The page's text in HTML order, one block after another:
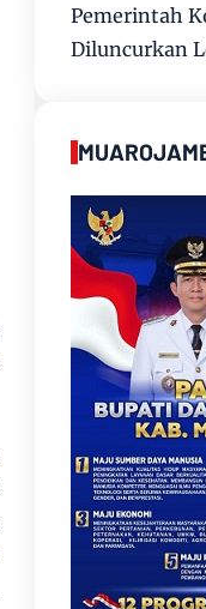
Pemerintah
Diluncurkan